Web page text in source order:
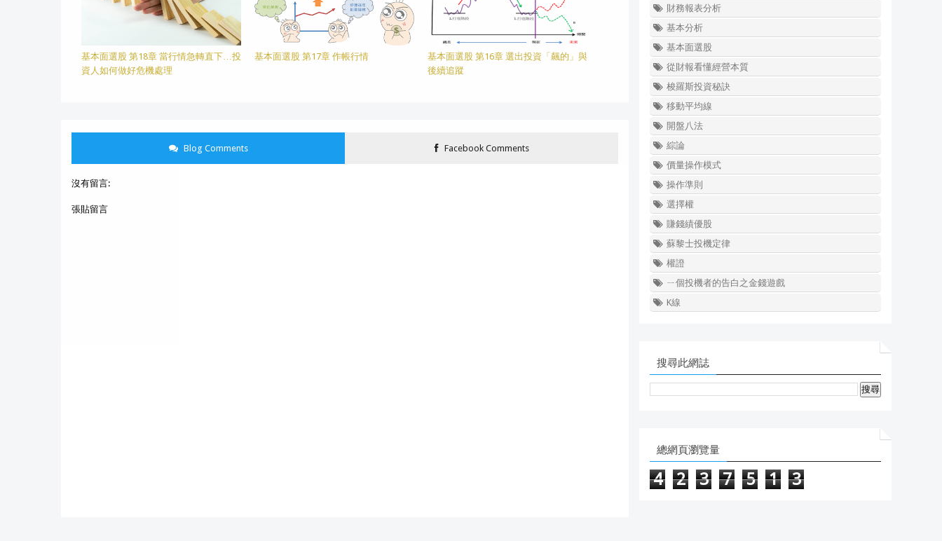
基本面選股 第18章 當行情急轉直下…投
資人如何做好危機處理
基本面選股 第17章 作帳行情
基本面選股 第16章 選出投資「飆的」與
後續追蹤
Blog Comments Facebook Comments
沒有留言:
張貼留言
財務報表分析
基本分析
基本面選股
從財報看懂經營本質
梭羅斯投資秘訣
移動平均線
開盤八法
綜論
價量操作模式
操作準則
選擇權
賺錢績優股
蘇黎士投機定律
權證
ㄧ個投機者的告白之金錢遊戲
K線
搜尋此網誌
總網頁瀏覽量
4 2 3 7 5 1 3